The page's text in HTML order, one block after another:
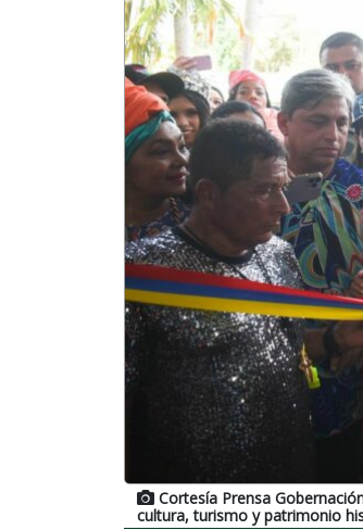
Cortesía Prensa
cultura, turismo y patrimonio